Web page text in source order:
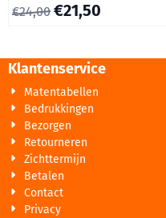
€24,00 €21,50
Klantenservice
Matentabellen
Bedrukkingen
Bezorgen
Retourneren
Zichttermijn
Betalen
Contact
Privacy